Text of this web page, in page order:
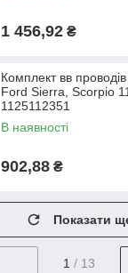
1 456,92 ₴
Комплект вв
Ford Sierra, Scorpio
1125112351
В наявності
902,88 ₴
Показати
1 / 13